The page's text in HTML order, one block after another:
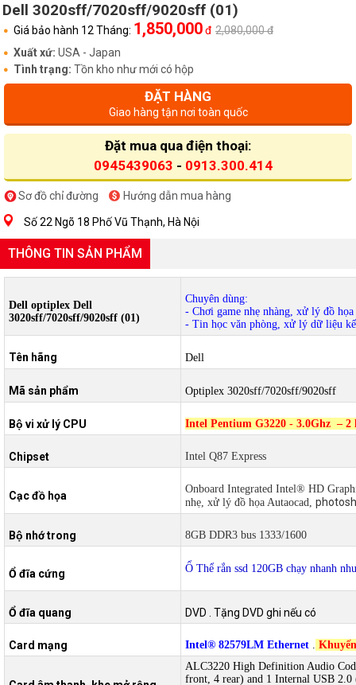
Dell 3020sff/7020sff/9020sff (01)
Giá bảo hành 12 Tháng: 1,850,000đ 2,080,000 đ
Xuất xứ: USA - Japan
Tình trạng: Tồn kho như mới có hộp
ĐẶT HÀNG
Giao hàng tận nơi toàn quốc
Đặt mua qua điện thoại:
0945439063 - 0913.300.414
Sơ đồ chỉ đường Hướng dẫn mua hàng
Số 22 Ngõ 18 Phố Vũ Thạnh, Hà Nội
THÔNG TIN SẢN PHẨM
Dell optiplex Dell
3020sff/7020sff/9020sff (01)
Chuyên dùng:
- Chơi game nhẹ nhàng, xử lý đồ họa
- Tin học văn phòng, xử lý dữ liệu
Tên hãng Dell
Mã sản phẩm Optiplex 3020sff/7020sff/9020sff
Bộ vi xử lý CPU Intel Pentium G3220 - 3.0Ghz – 2
Chipset Intel Q87 Express
Cạc đồ họa
Onboard Integrated Intel® HD
nhẹ, xử lý đồ họa Autaocad,
Bộ nhớ trong 8GB DDR3 bus 1333/1600
Ổ đĩa cứng Ổ Thể rắn ssd 120GB chạy nhanh
Ổ đĩa quang DVD . Tặng DVD ghi nếu có
Card mạng Intel® 82579LM Ethernet .
ALC3220 High Definition Audio
front, 4 rear) and 1 Internal USB